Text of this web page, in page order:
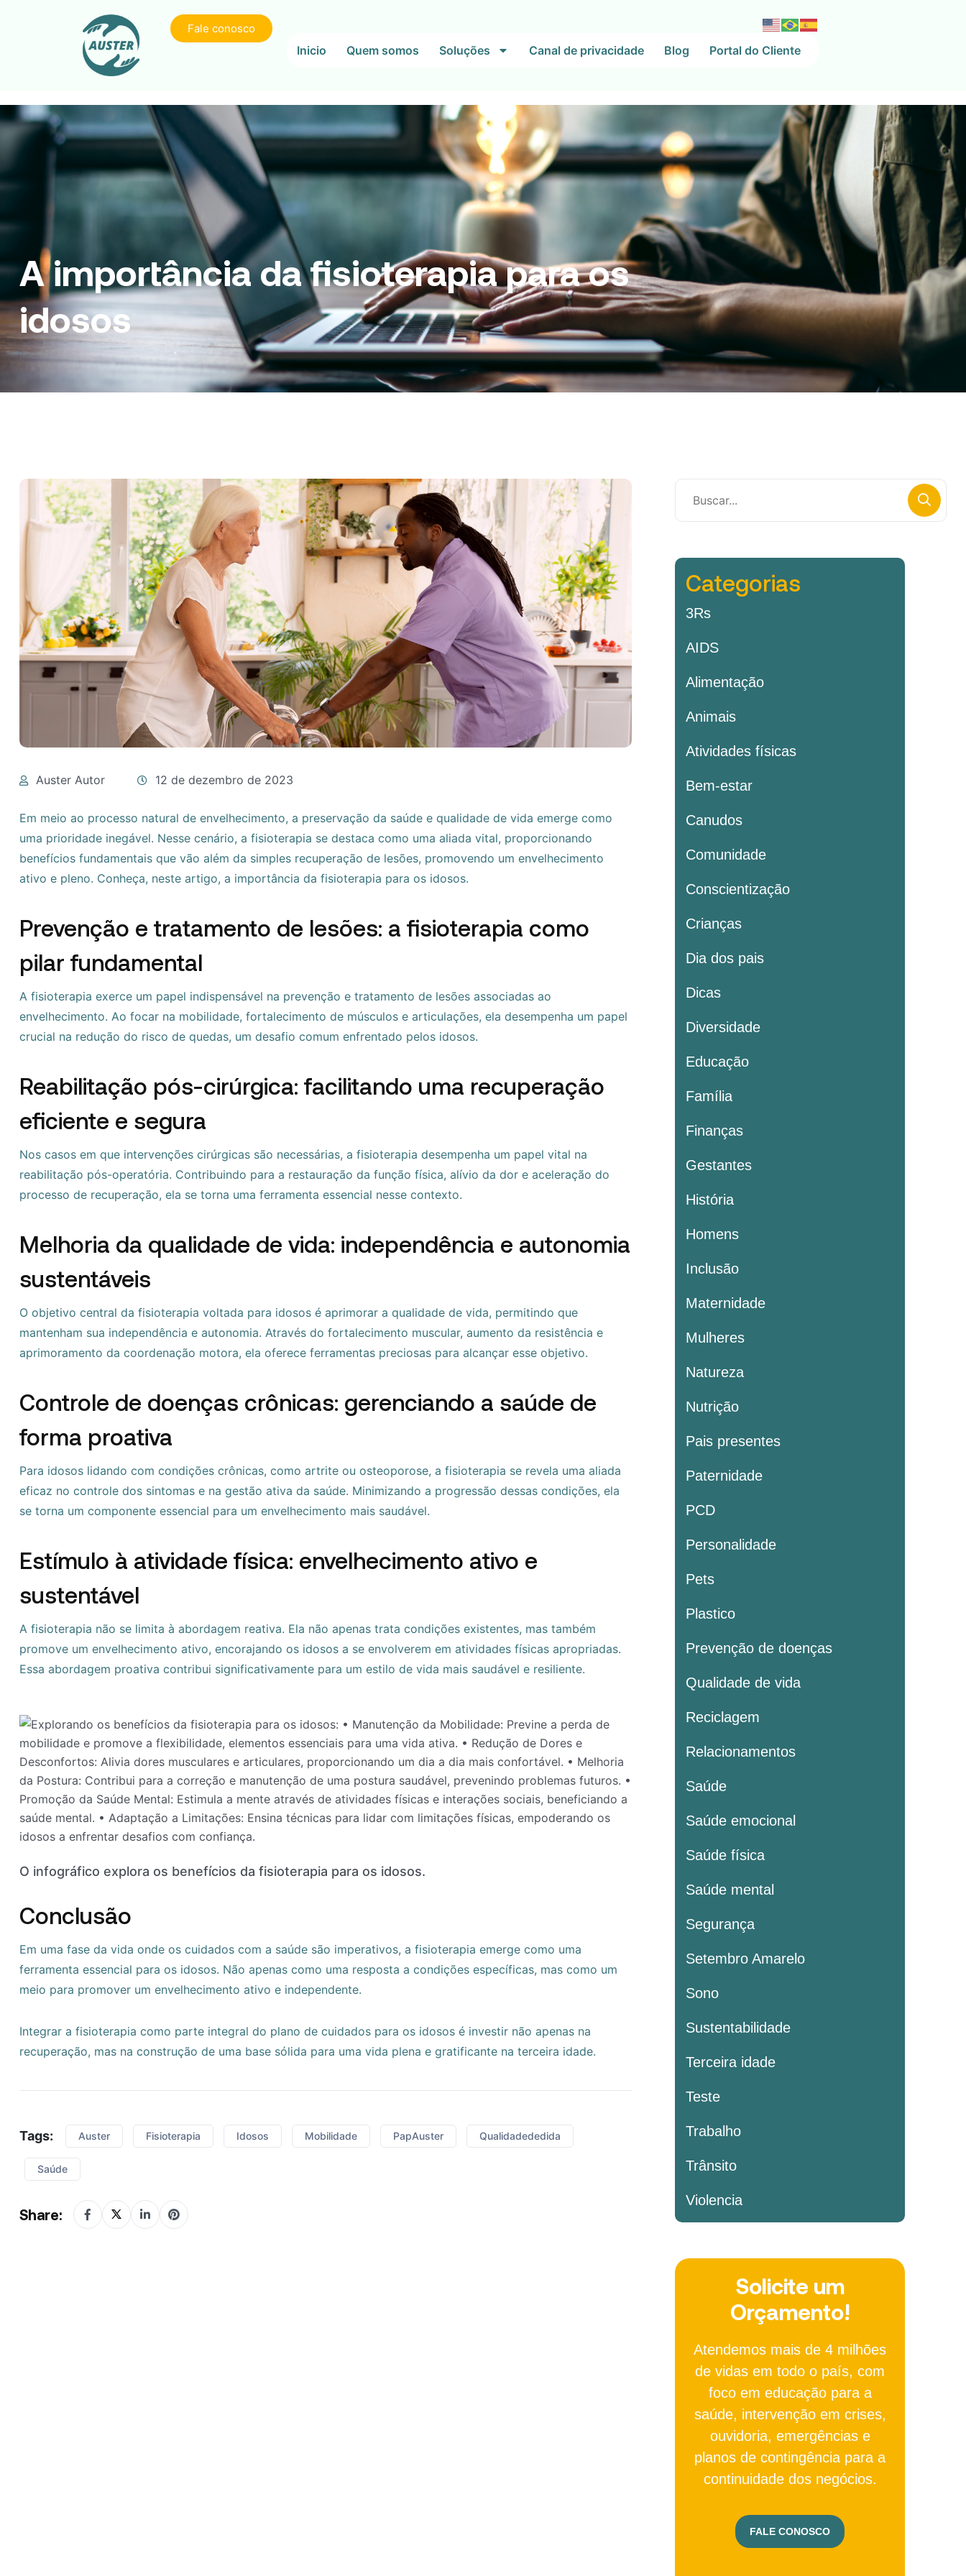
Fale conosco
Inicio Quem somos Soluções Canal de privacidade Blog Portal do Cliente
A importância da fisioterapia para os
idosos
Auster Autor 12 de dezembro de 2023
Em meio ao processo natural de envelhecimento, a preservação da saúde e qualidade de vida emerge como
uma prioridade inegável. Nesse cenário, a fisioterapia se destaca como uma aliada vital, proporcionando
benefícios fundamentais que vão além da simples recuperação de lesões, promovendo um envelhecimento
ativo e pleno. Conheça, neste artigo, a importância da fisioterapia para os idosos.
Prevenção e tratamento de lesões: a fisioterapia como
pilar fundamental
A fisioterapia exerce um papel indispensável na prevenção e tratamento de lesões associadas ao
envelhecimento. Ao focar na mobilidade, fortalecimento de músculos e articulações, ela desempenha um papel
crucial na redução do risco de quedas, um desafio comum enfrentado pelos idosos.
Reabilitação pós-cirúrgica: facilitando uma recuperação
eficiente e segura
Nos casos em que intervenções cirúrgicas são necessárias, a fisioterapia desempenha um papel vital na
reabilitação pós-operatória. Contribuindo para a restauração da função física, alívio da dor e aceleração do
processo de recuperação, ela se torna uma ferramenta essencial nesse contexto.
Melhoria da qualidade de vida: independência e autonomia
sustentáveis
O objetivo central da fisioterapia voltada para idosos é aprimorar a qualidade de vida, permitindo que
mantenham sua independência e autonomia. Através do fortalecimento muscular, aumento da resistência e
aprimoramento da coordenação motora, ela oferece ferramentas preciosas para alcançar esse objetivo.
Controle de doenças crônicas: gerenciando a saúde de
forma proativa
Para idosos lidando com condições crônicas, como artrite ou osteoporose, a fisioterapia se revela uma aliada
eficaz no controle dos sintomas e na gestão ativa da saúde. Minimizando a progressão dessas condições, ela
se torna um componente essencial para um envelhecimento mais saudável.
Estímulo à atividade física: envelhecimento ativo e
sustentável
A fisioterapia não se limita à abordagem reativa. Ela não apenas trata condições existentes, mas também
promove um envelhecimento ativo, encorajando os idosos a se envolverem em atividades físicas apropriadas.
Essa abordagem proativa contribui significativamente para um estilo de vida mais saudável e resiliente.
O infográfico explora os benefícios da fisioterapia para os idosos.
Conclusão
Em uma fase da vida onde os cuidados com a saúde são imperativos, a fisioterapia emerge como uma
ferramenta essencial para os idosos. Não apenas como uma resposta a condições específicas, mas como um
meio para promover um envelhecimento ativo e independente.
Integrar a fisioterapia como parte integral do plano de cuidados para os idosos é investir não apenas na
recuperação, mas na construção de uma base sólida para uma vida plena e gratificante na terceira idade.
Tags: Auster Fisioterapia Idosos Mobilidade PapAuster Qualidadededida
Saúde
Share:
Categorias
3Rs
AIDS
Alimentação
Animais
Atividades físicas
Bem-estar
Canudos
Comunidade
Conscientização
Crianças
Dia dos pais
Dicas
Diversidade
Educação
Família
Finanças
Gestantes
História
Homens
Inclusão
Maternidade
Mulheres
Natureza
Nutrição
Pais presentes
Paternidade
PCD
Personalidade
Pets
Plastico
Prevenção de doenças
Qualidade de vida
Reciclagem
Relacionamentos
Saúde
Saúde emocional
Saúde física
Saúde mental
Segurança
Setembro Amarelo
Sono
Sustentabilidade
Terceira idade
Teste
Trabalho
Trânsito
Violencia
Solicite um
Orçamento!
Atendemos mais de 4 milhões
de vidas em todo o país, com
foco em educação para a
saúde, intervenção em crises,
ouvidoria, emergências e
planos de contingência para a
continuidade dos negócios.
FALE CONOSCO